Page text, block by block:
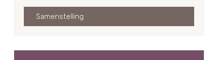
Samenstelling